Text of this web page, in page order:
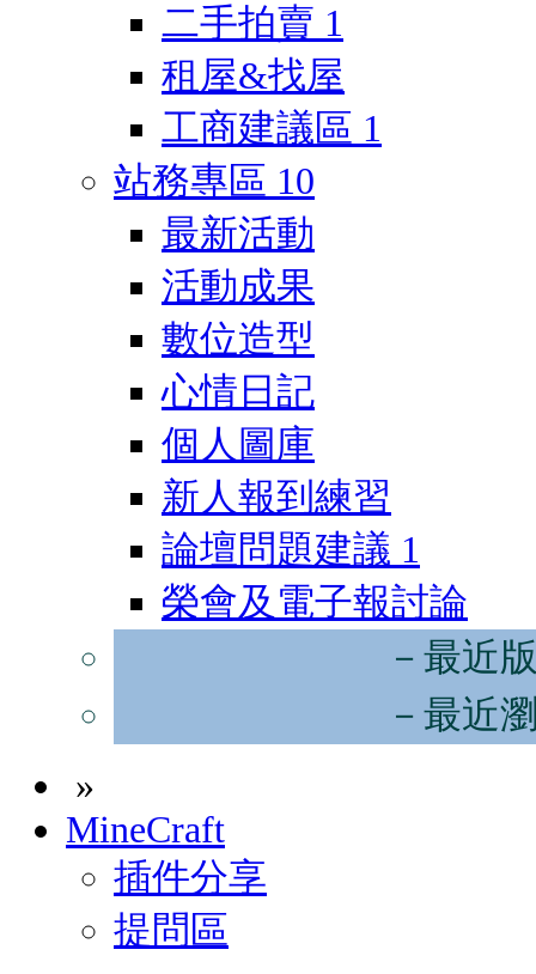
二手拍賣 1
租屋&找屋
工商建議區 1
站務專區 10
最新活動
活動成果
數位造型
心情日記
個人圖庫
新人報到練習
論壇問題建議 1
榮會及電子報討論
－最近
－最近
»
MineCraft
插件分享
提問區